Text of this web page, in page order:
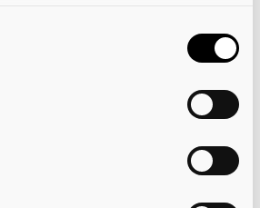
som du hittar längst ner på sidan